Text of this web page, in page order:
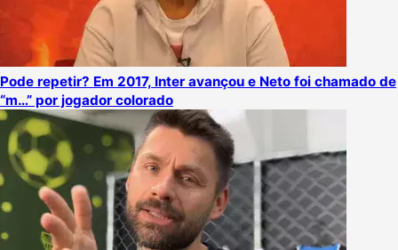
Pode repetir? Em 2017, Inter avançou e Neto foi chamado de
“m…” por jogador colorado